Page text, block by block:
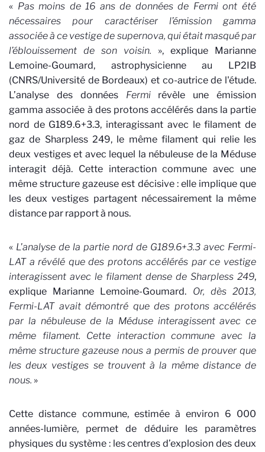
« Pas moins de 16 ans de données de Fermi ont été
nécessaires pour caractériser l’émission gamma
associée à ce vestige de supernova, qui était masqué par
l’éblouissement de son voisin. », explique Marianne
Lemoine-Goumard, astrophysicienne au LP2IB
(CNRS/Université de Bordeaux) et co-autrice de l'étude.
L’analyse des données Fermirévèle une émission
gamma associée à des protons accélérés dans la partie
nord de G189.6+3.3, interagissant avec le filament de
gaz de Sharpless 249, le même filament qui relie les
deux vestiges et avec lequel la nébuleuse de la Méduse
interagit déjà. Cette interaction commune avec une
même structure gazeuse est décisive : elle implique que
les deux vestiges partagent nécessairement la même
distance par rapport à nous.
« L'analyse de la partie nord de G189.6+3.3 avec Fermi-
LAT a révélé que des protons accélérés par ce vestige
interagissent avec le filament dense de Sharpless 249,
explique Marianne Lemoine-Goumard. Or, dès 2013,
Fermi-LAT avait démontré que des protons accélérés
par la nébuleuse de la Méduse interagissent avec ce
même filament. Cette interaction commune avec la
même structure gazeuse nous a permis de prouver que
les deux vestiges se trouvent à la même distance de
nous. »
Cette distance commune, estimée à environ 6 000
années-lumière, permet de déduire les paramètres
physiques du système : les centres d’explosion des deux